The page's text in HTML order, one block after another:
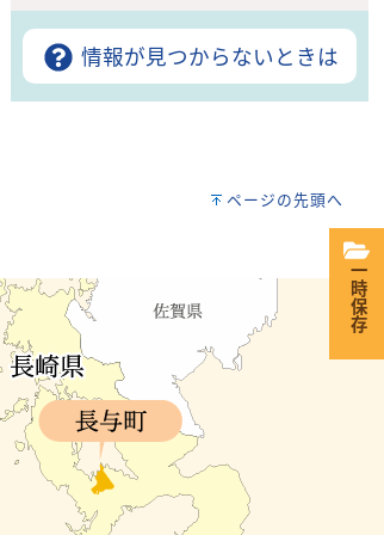
情報が見つからないときは
ページの先頭へ
一時保存